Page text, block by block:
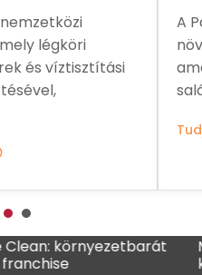
légköri
és víztisztítási
A
MADO